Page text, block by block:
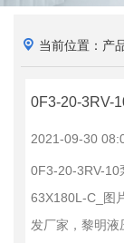
当前位置：产
0F3-20-3RV-
2021-09-30
0F3-20-3RV-10
63X180L-C_图
发厂家，黎明